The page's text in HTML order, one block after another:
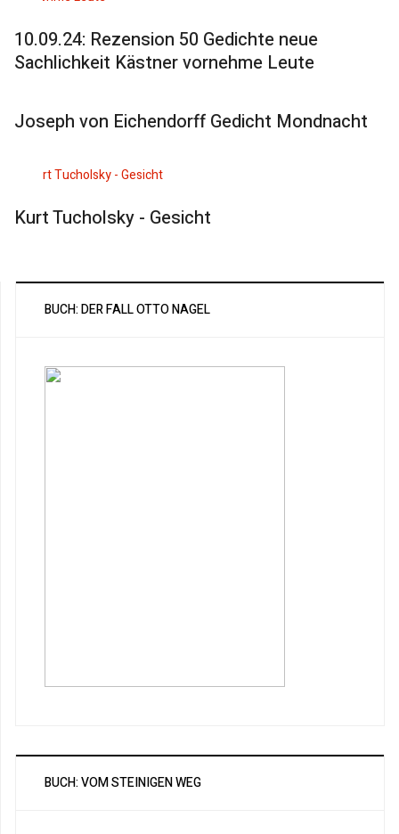
10.09.24: Rezension 50 Gedichte neue
Sachlichkeit Kästner vornehme Leute
Joseph von Eichendorff Gedicht Mondnacht
Kurt Tucholsky - Gesicht
BUCH: DER FALL OTTO NAGEL
BUCH: VOM STEINIGEN WEG